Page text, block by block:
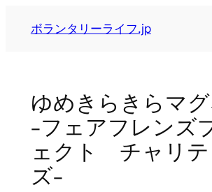
ボランタリーライフ.jp
ゆめきらきらマ
-フェアフレンズ
ェクト チャリテ
ズ-